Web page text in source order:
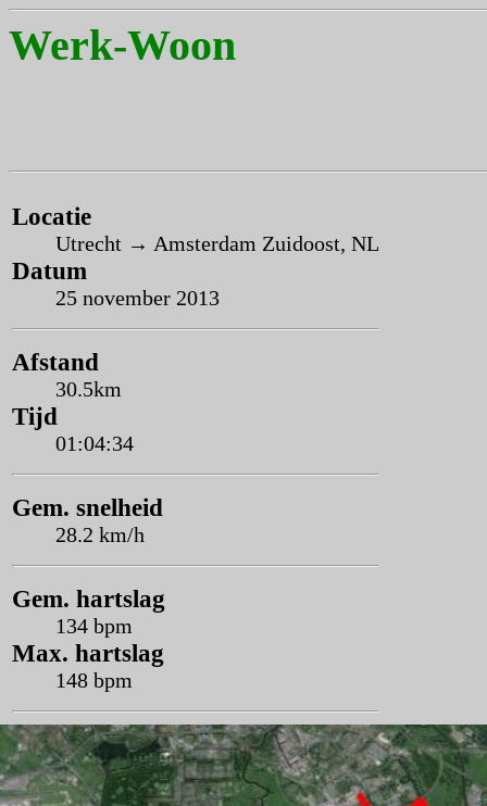
Werk-Woon
Locatie
Utrecht → Amsterdam Zuidoost, NL
Datum
25 november 2013
Afstand
30.5km
Tijd
01:04:34
Gem. snelheid
28.2 km/h
Gem. hartslag
134 bpm
Max. hartslag
148 bpm